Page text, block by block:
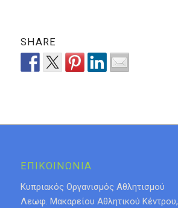
SHARE
ΕΠΙΚΟΙΝΩΝΙΑ
Κυπριακός Οργανισμός Αθλητισμού
Λεωφ. Μακαρείου Αθλητικού Κέντρου,